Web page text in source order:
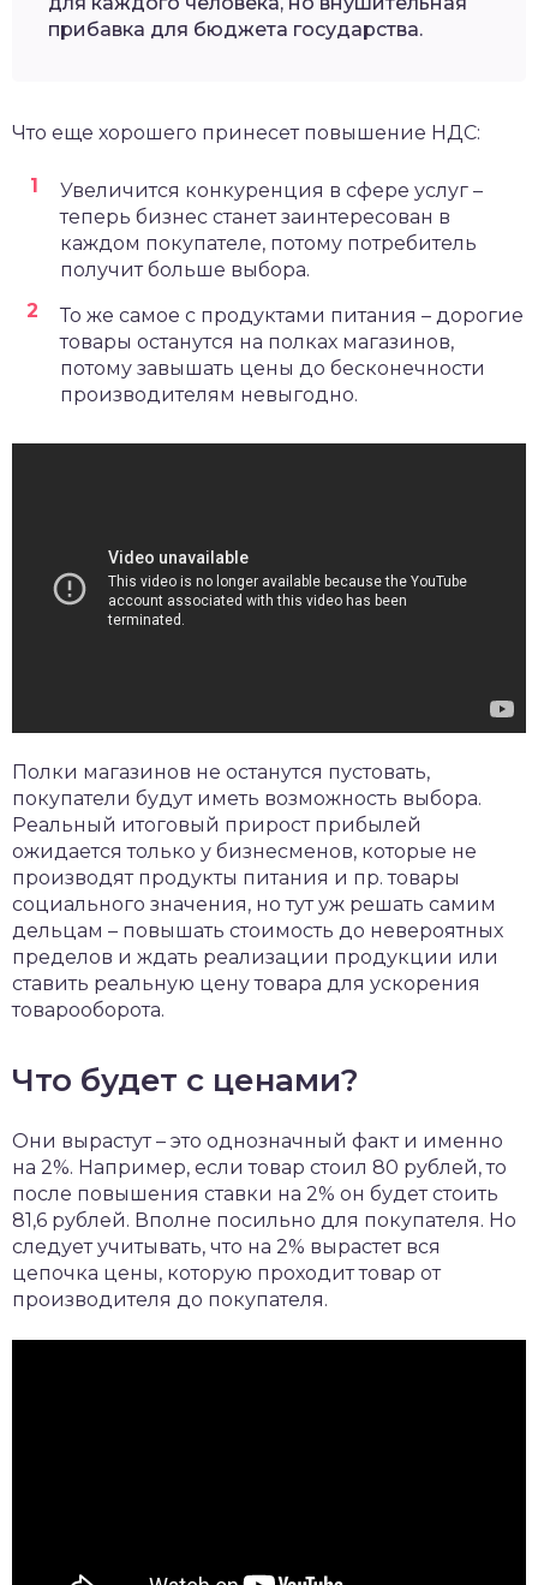
прибавка для бюджета государства.
Что еще хорошего принесет повышение НДС:
Увеличится конкуренция в сфере услуг –
теперь бизнес станет заинтересован в
каждом покупателе, потому потребитель
получит больше выбора.
То же самое с продуктами питания – дорогие
товары останутся на полках магазинов,
потому завышать цены до бесконечности
производителям невыгодно.
Полки магазинов не останутся пустовать,
покупатели будут иметь возможность выбора.
Реальный итоговый прирост прибылей
ожидается только у бизнесменов, которые не
производят продукты питания и пр. товары
социального значения, но тут уж решать самим
дельцам – повышать стоимость до невероятных
пределов и ждать реализации продукции или
ставить реальную цену товара для ускорения
товарооборота.
Что будет с ценами?
Они вырастут – это однозначный факт и именно
на 2%. Например, если товар стоил 80 рублей, то
после повышения ставки на 2% он будет стоить
81,6 рублей. Вполне посильно для покупателя. Но
следует учитывать, что на 2% вырастет вся
цепочка цены, которую проходит товар от
производителя до покупателя.